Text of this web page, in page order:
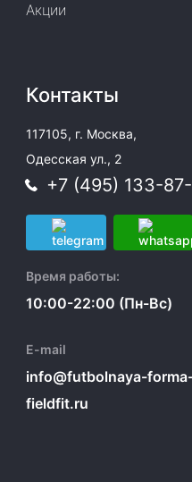
Акции
Контакты
117105, г. Москва,
Одесская ул., 2
+7 (495) 133-
Время работы:
10:00-22:00 (Пн-Вс)
E-mail
info@futbolnaya-
fieldfit.ru